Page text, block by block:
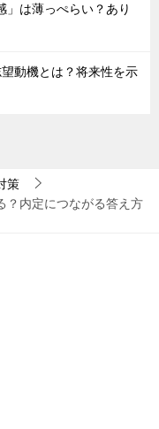
」は薄っぺらい？あり
動機とは？将来性を示
策
？内定につながる答え方